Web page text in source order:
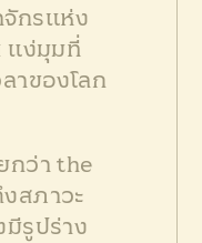
กรแห่ง
แง่มุมที่
าของโลก
กว่า the
สภาวะ
มีรูปร่าง